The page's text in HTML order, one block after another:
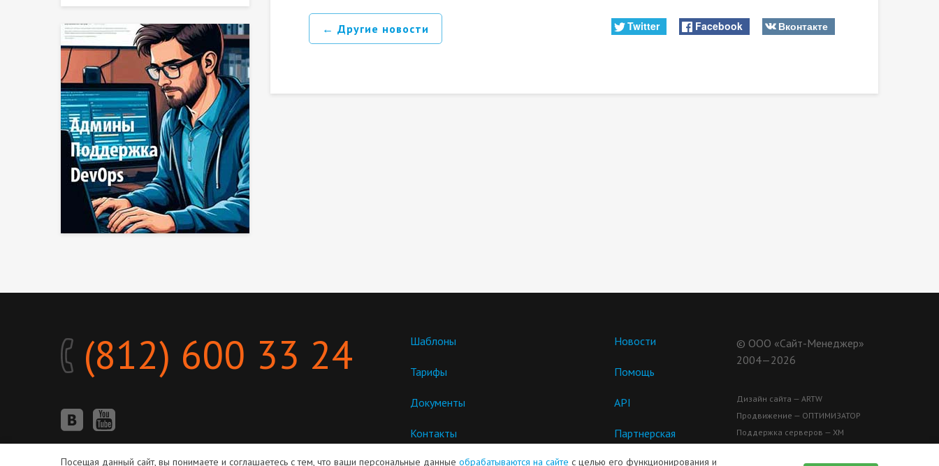
← Другие новости Twitter Facebook Вконтакте
(812) 600 33 24 Шаблоны
Тарифы
Документы
Контакты
Новости
Помощь
API
Партнерская
программа
© ООО «Сайт-Менеджер»
2004—2026
Дизайн сайта — ARTW
Продвижение — ОПТИМИЗАТОР
Поддержка серверов — ХМ
Посещая данный сайт, вы понимаете и соглашаетесь с тем, что ваши персональные данные обрабатываются на сайте с целью его функционирования и